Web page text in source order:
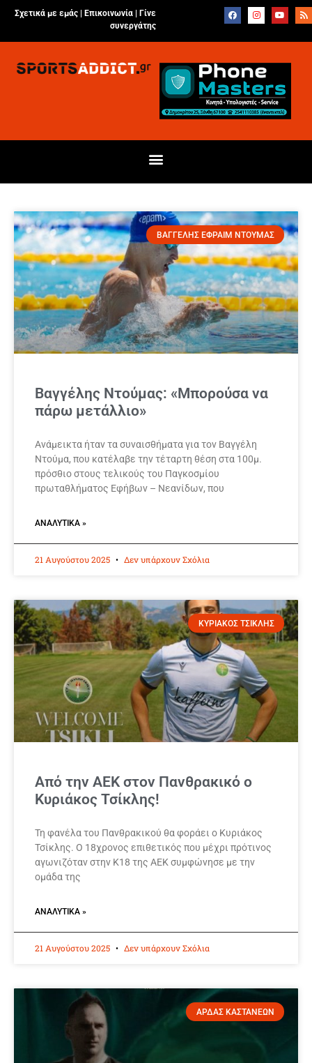
Σχετικά με εμάς | Επικοινωνία
Γίνε
συνεργάτης
ΒΑΓΓΕΛΗΣ ΕΦΡΑΙΜ ΝΤΟΥΜΑΣ
Βαγγέλης Ντούμας: «Μπορούσα να
πάρω μετάλλιο»
Ανάμεικτα ήταν τα συναισθήματα για τον Βαγγέλη
Ντούμα, που κατέλαβε την τέταρτη θέση στα 100μ.
πρόσθιο στους τελικούς του Παγκοσμίου
πρωταθλήματος Εφήβων – Νεανίδων, που
ΑΝΑΛΥΤΙΚΆ »
21 Αυγούστου 2025 Δεν υπάρχουν Σχόλια
ΚΥΡΙΑΚΟΣ ΤΣΙΚΛΗΣ
Από την ΑΕΚ στον Πανθρακικό ο
Κυριάκος Τσίκλης!
Τη φανέλα του Πανθρακικού θα φοράει ο Κυριάκος
Τσίκλης. Ο 18χρονος επιθετικός που μέχρι πρότινος
αγωνιζόταν στην Κ18 της ΑΕΚ συμφώνησε με την
ομάδα της
ΑΝΑΛΥΤΙΚΆ »
21 Αυγούστου 2025 Δεν υπάρχουν Σχόλια
ΑΡΔΑΣ ΚΑΣΤΑΝΕΩΝ